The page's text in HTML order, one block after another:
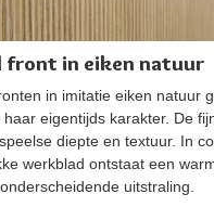
front in eiken natuur
in imitatie eiken natuur
eigentijds karakter. De
diepte en textuur. In
werkblad ontstaat een
uitstraling.